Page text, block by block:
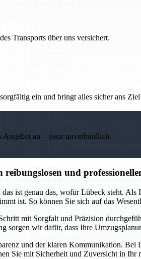
Transports über uns versichert.
ein und bringt alles sicher ans
Angebot an – ganz unverbindlich.
und
ist genau das, wofür Lübeck steht.
ist. So können Sie sich auf das
mit Sorgfalt und Präzision
sorgen wir dafür, dass Ihre
und der klaren Kommunikation.
Sie mit Sicherheit und Zuversicht in Ihr